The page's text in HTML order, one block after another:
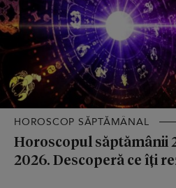
HOROSCOP SĂPTĂMÂNAL
Horoscopul săptămânii
2026. Descoperă ce îți